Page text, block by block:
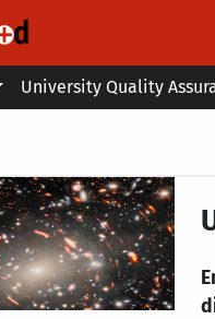
University Quality